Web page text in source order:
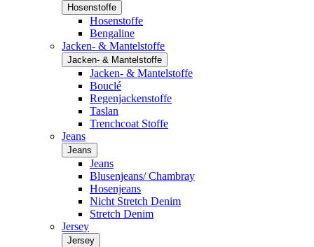
Hosenstoffe
Hosenstoffe
Bengaline
Jacken- & Mantelstoffe
Jacken- & Mantelstoffe
Jacken- & Mantelstoffe
Bouclé
Regenjackenstoffe
Taslan
Trenchcoat Stoffe
Jeans
Jeans
Jeans
Blusenjeans/ Chambray
Hosenjeans
Nicht Stretch Denim
Stretch Denim
Jersey
Jersey